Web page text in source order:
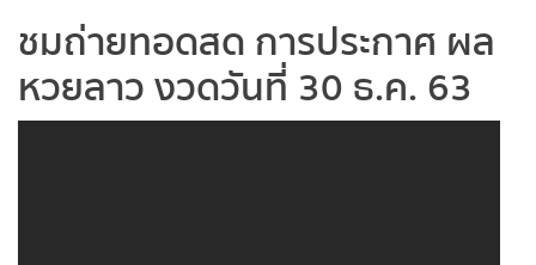
หวยหุ้นเกาหลี
หวยหุ้นนิเคอิ เช้า
ชมถ่ายทอดสด การประกาศ ผล
หวยลาว งวดวันที่ 30 ธ.ค. 63